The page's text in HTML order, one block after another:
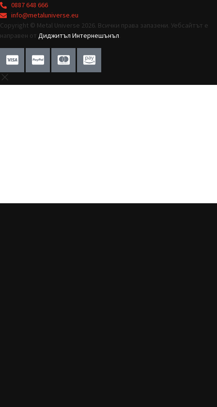
0887 648 666
info@metaluniverse.eu
Copyright © Metal Universe 2026. Всички права запазени. Уебсайтът е
направен от Диджитъл Интернешънъл.